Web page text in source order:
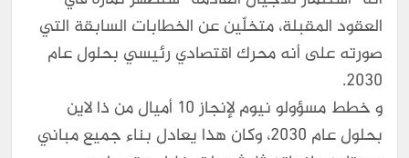
العقود المقبلة، متخلّين عن الخطابات السابقة التي
صورته على أنه محرك اقتصادي رئيسي بحلول عام
2030.
و خطط مسؤولو نيوم لإنجاز 10 أميال من ذا لاين
بحلول عام 2030، وكان هذا يعادل بناء جميع مباني